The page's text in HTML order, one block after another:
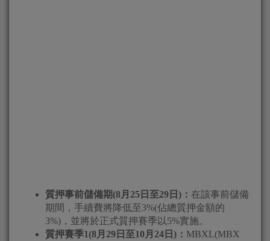
質押事前儲備期(8月 25 日至29 日 ) ： 在該事前儲備
期間，手續費將降低至3%(佔總質押金額的
3%)，並將於正式質押賽季以5%實施。
質押賽季1(8月 29 日至10月 24 日 ) ： MBXL(MBX